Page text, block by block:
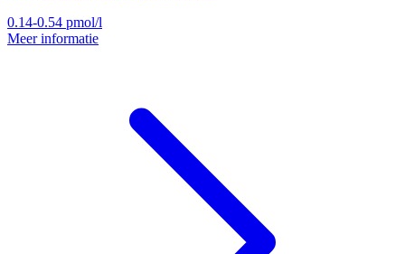
0.14-0.54 pmol/l
Meer informatie